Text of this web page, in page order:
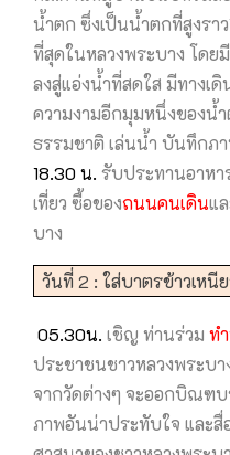
น้ำตก ซึ่งเป็นน้ำตกที่สูงรา
ที่สุดในหลวงพระบาง โด
ลงสู่แอ่งน้ำที่สดใส มีทางเ
ความงามอีกมุมหนึ่งของน้
ธรรมชาติ เล่นน้ำ บันทึกภ
18.30 น. รับประทานอาหา
เที่ยว ซื้อของถนนคนเดินแ
บาง
วันที่ 2 : ใส่บาตรข้าวเหนี
05.30น. เชิญ ท่านร่วม ท
ประชาชนชาวหลวงพระบ
จากวัดต่างๆ จะออกบิณฑ
ภาพอันน่าประทับใจ และสื่